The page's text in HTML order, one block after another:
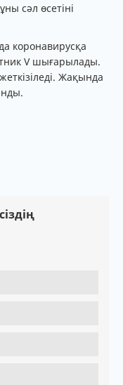
сәл өсетіні
коронавирусқа
V шығарылады.
Жақында